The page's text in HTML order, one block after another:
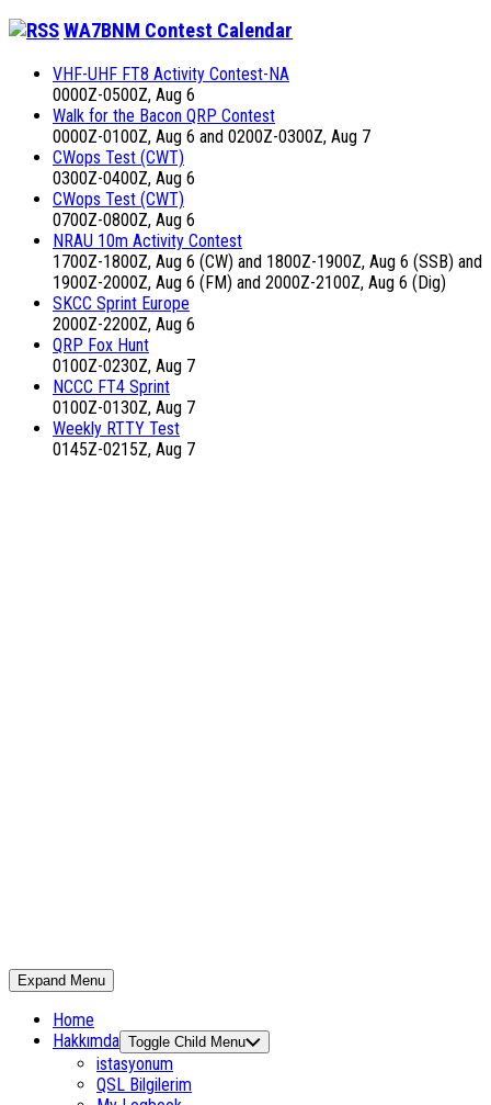
WA7BNM Contest Calendar
VHF-UHF FT8 Activity Contest-NA
0000Z-0500Z, Aug 6
Walk for the Bacon QRP Contest
0000Z-0100Z, Aug 6 and 0200Z-0300Z, Aug 7
CWops Test (CWT)
0300Z-0400Z, Aug 6
CWops Test (CWT)
0700Z-0800Z, Aug 6
NRAU 10m Activity Contest
1700Z-1800Z, Aug 6 (CW) and 1800Z-1900Z, Aug 6 (SSB) and
1900Z-2000Z, Aug 6 (FM) and 2000Z-2100Z, Aug 6 (Dig)
SKCC Sprint Europe
2000Z-2200Z, Aug 6
QRP Fox Hunt
0100Z-0230Z, Aug 7
NCCC FT4 Sprint
0100Z-0130Z, Aug 7
Weekly RTTY Test
0145Z-0215Z, Aug 7
Expand Menu
Home
Hakkımda Toggle Child Menu
istasyonum
QSL Bilgilerim